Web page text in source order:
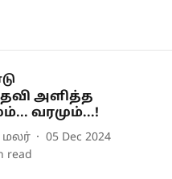
அளித்த
வரமும்...!
05 Dec 2024
read